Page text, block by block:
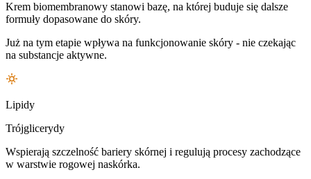
Krem biomembranowy stanowi bazę, na której buduje się dalsze
formuły dopasowane do skóry.
Już na tym etapie wpływa na funkcjonowanie skóry - nie czekając
na substancje aktywne.
Lipidy
Trójglicerydy
Wspierają szczelność bariery skórnej i regulują procesy zachodzące
w warstwie rogowej naskórka.